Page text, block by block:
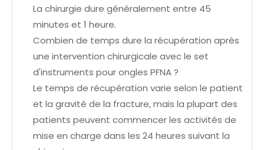
La chirurgie dure généralement entre 45
minutes et 1 heure.
Combien de temps dure la récupération après
une intervention chirurgicale avec le set
d'instruments pour ongles PFNA ?
Le temps de récupération varie selon le patient
et la gravité de la fracture, mais la plupart des
patients peuvent commencer les activités de
mise en charge dans les 24 heures suivant la